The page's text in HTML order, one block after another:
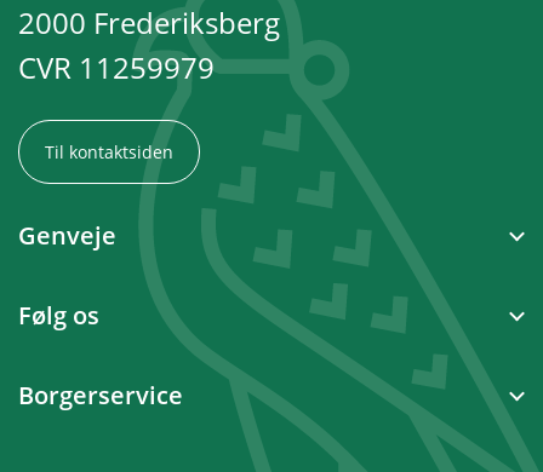
2000 Frederiksberg
CVR 11259979
Til kontaktsiden
Genveje
Følg os
Borgerservice